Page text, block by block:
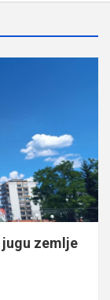
jugu zemlje